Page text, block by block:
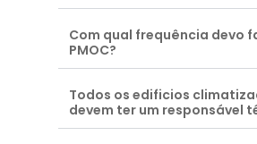
Com qual frequência devo
PMOC?
Todos os edificios
devem ter um responsável